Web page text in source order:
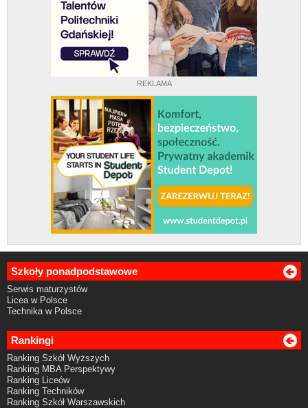
REKLAMA
Szkoły ponadpodstawowe
Serwis maturzystów
Licea w Polsce
Technika w Polsce
Rankingi
Ranking Szkół Wyższych
Ranking MBA Perspektywy
Ranking Liceów
Ranking Techników
Ranking Szkół Warszawskich